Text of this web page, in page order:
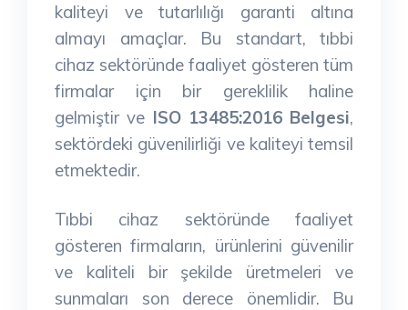
kaliteyi ve tutarlılığı garanti altına
almayı amaçlar. Bu standart, tıbbi
cihaz sektöründe faaliyet gösteren tüm
firmalar için bir gereklilik haline
gelmiştir ve ISO 13485:2016 Belgesi,
sektördeki güvenilirliği ve kaliteyi temsil
etmektedir.
Tıbbi cihaz sektöründe faaliyet
gösteren firmaların, ürünlerini güvenilir
ve kaliteli bir şekilde üretmeleri ve
sunmaları son derece önemlidir. Bu